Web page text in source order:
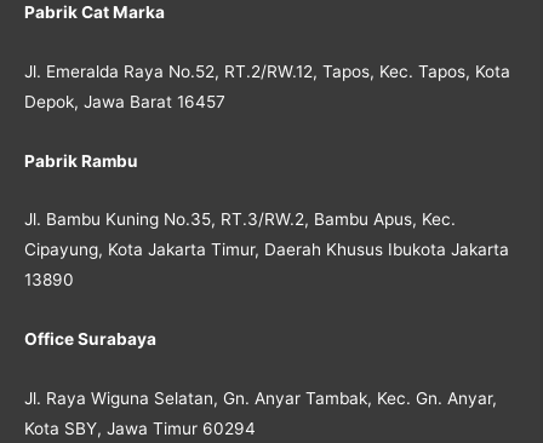
Pabrik Cat Marka
Jl. Emeralda Raya No.52, RT.2/RW.12, Tapos, Kec. Tapos, Kota
Depok, Jawa Barat 16457
Pabrik Rambu
Jl. Bambu Kuning No.35, RT.3/RW.2, Bambu Apus, Kec.
Cipayung, Kota Jakarta Timur, Daerah Khusus Ibukota Jakarta
13890
Office Surabaya
Jl. Raya Wiguna Selatan, Gn. Anyar Tambak, Kec. Gn. Anyar,
Kota SBY, Jawa Timur 60294